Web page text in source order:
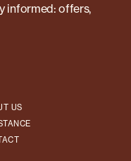
informed: offers,
US